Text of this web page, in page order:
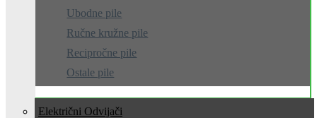
Ubodne pile
Ručne kružne pile
Recipročne pile
Ostale pile
Električni Odvijači